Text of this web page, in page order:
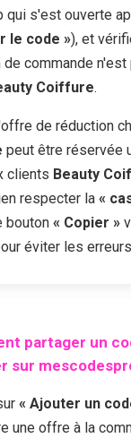
qui s'est ouverte
le code »), et
de commande
Coiffure.
de réduction
peut être réservée
clients Beauty
respecter la «
bouton « Copier »
éviter les
partager un
sur
« Ajouter un
une offre à la